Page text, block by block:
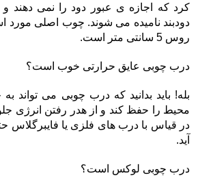
کرد که اجازه ی عبور دود را نمی دهند
دودبند نامیده می شوند. چوب اصلی مورد
روس 5 سانتی متر است.
درب چوبی عایق حرارتی خوب است؟
بله! باید بدانید که درب چوبی می تواند
محیط را حفظ کند و از هدر رفتن انرژی
در قیاس با درب های فلزی یا فایبرگلاس
آید.
درب چوبی لوکس است؟